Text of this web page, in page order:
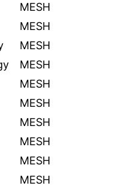
MESH
MESH
MESH
MESH
MESH
MESH
MESH
MESH
MESH
MESH